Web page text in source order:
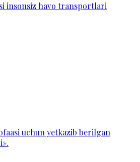
insonsiz havo transportlari
uchun yetkazib berilgan